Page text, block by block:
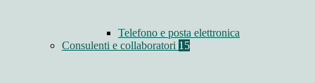
Telefono e posta elettronica
Consulenti e collaboratori 15